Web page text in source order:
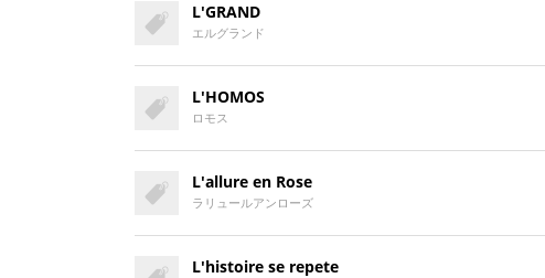
L'GRAND
エルグランド
L'HOMOS
ロモス
L'allure en Rose
ラリュールアンローズ
L'histoire se repete